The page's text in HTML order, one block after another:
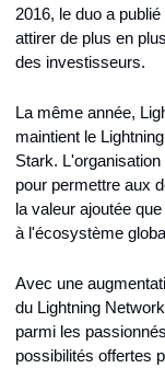
2016, le duo a
attirer de plus en
des investisseurs.
La même année,
maintient le
Stark.
pour permettre aux
la valeur ajoutée
à l'écosystème
Avec une
du Lightning
parmi les
possibilités offertes